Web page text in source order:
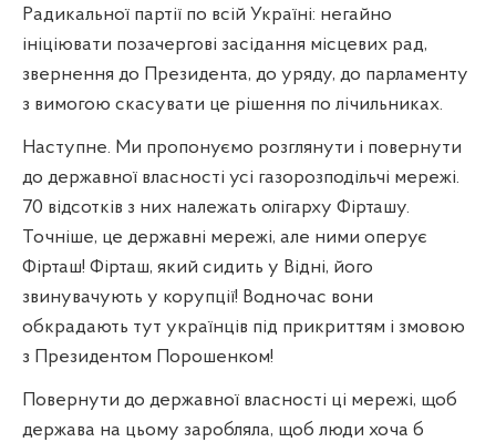
Радикальної партії по всій Україні: негайно
ініціювати позачергові засідання місцевих рад,
звернення до Президента, до уряду, до парламенту
з вимогою скасувати це рішення по лічильниках.
Наступне. Ми пропонуємо розглянути і повернути
до державної власності усі газорозподільчі мережі.
70 відсотків з них належать олігарху Фірташу.
Точніше, це державні мережі, але ними оперує
Фірташ! Фірташ, який сидить у Відні, його
звинувачують у корупції! Водночас вони
обкрадають тут українців під прикриттям і змовою
з Президентом Порошенком!
Повернути до державної власності ці мережі, щоб
держава на цьому заробляла, щоб люди хоча б